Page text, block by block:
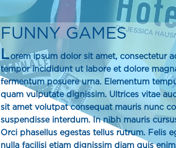
FUNNY GAMES
Lorem ipsum dolor sit amet, consectetur
tempor incididunt ut labore et dolore
fermentum posuere urna. Elementum
quam vulputate dignissim. Ultrices vitae
sit amet volutpat consequat mauris nunc
suspendisse interdum. In nibh mauris
Orci phasellus egestas tellus rutrum. Felis
nulla facilisi etiam dignissim diam quis